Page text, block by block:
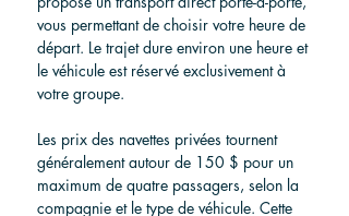
vous permettant de choisir votre heure de
départ. Le trajet dure environ une heure et
le véhicule est réservé exclusivement à
votre groupe.
Les prix des navettes privées tournent
généralement autour de 150 $ pour un
maximum de quatre passagers, selon la
compagnie et le type de véhicule. Cette